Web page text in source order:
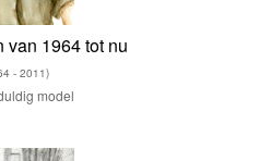
van 1964 tot nu
- 2011)
model